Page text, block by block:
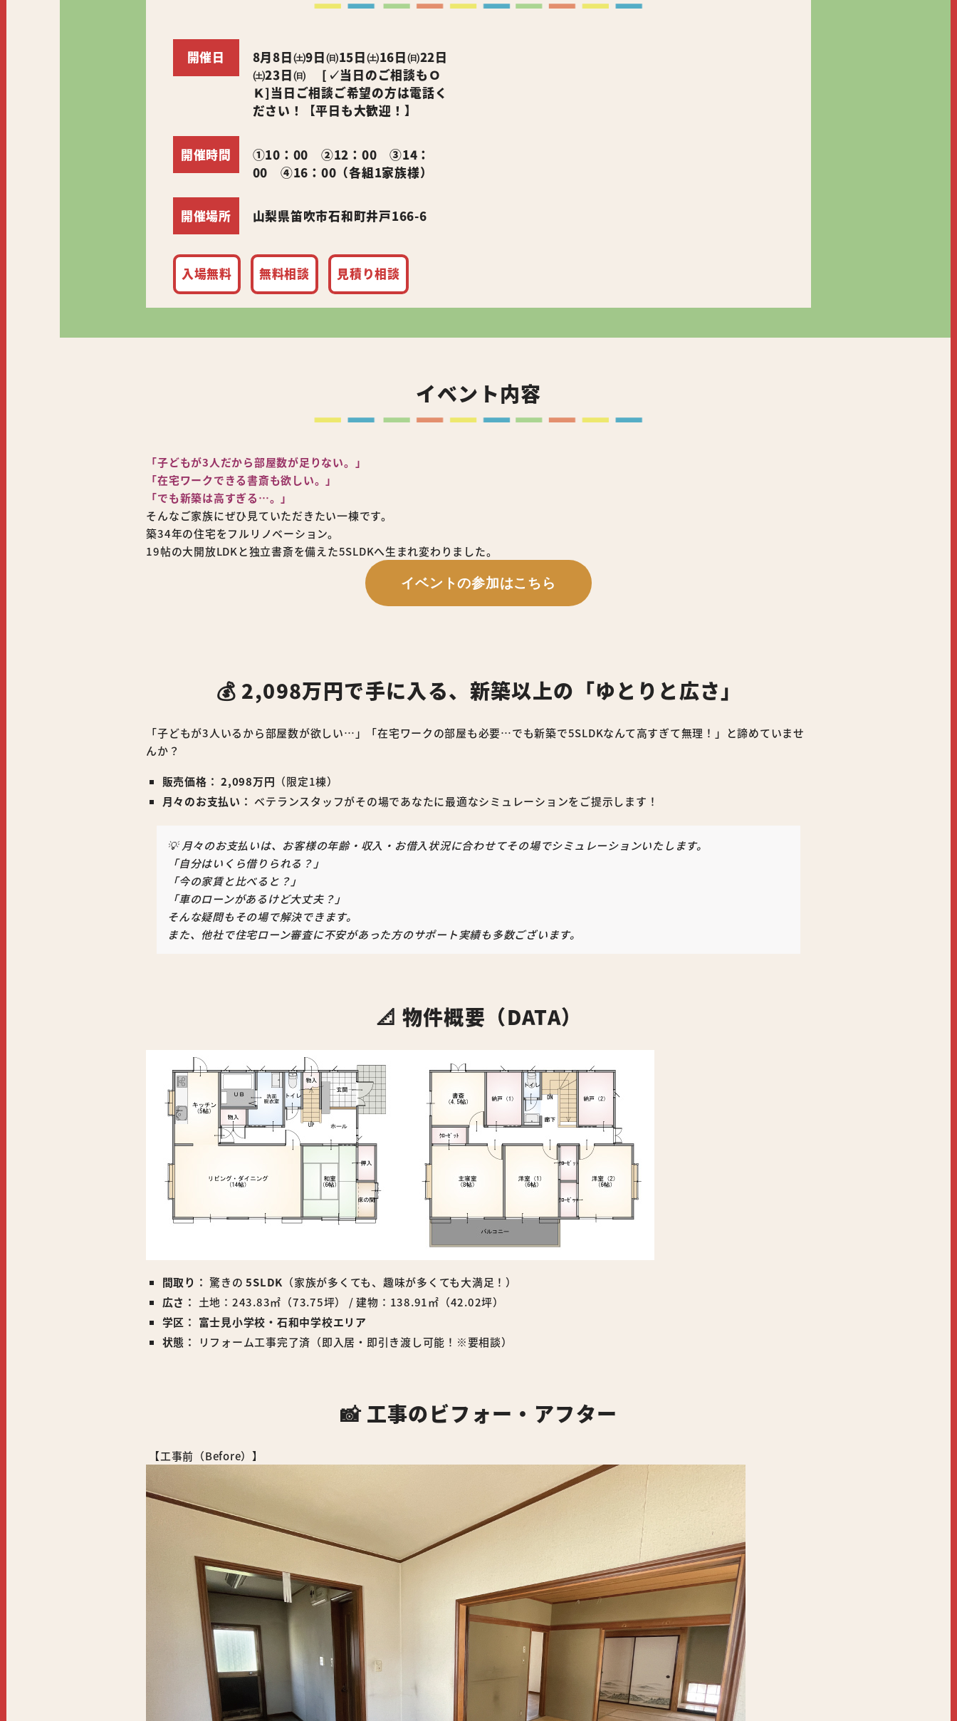
開催日
8月8日㈯9日㈰15日㈯16日㈰22日
㈯23日㈰ [✓当日のご相談もＯ
Ｋ]当日ご相談ご希望の方は電話く
ださい！【平日も大歓迎！】
開催時間
①10：00 ②12：00 ③14：
00 ④16：00（各組1家族様）
開催場所 山梨県笛吹市石和町井戸166-6
入場無料 無料相談 見積り相談
イベント内容
「子どもが3人だから部屋数が足りない。」
「在宅ワークできる書斎も欲しい。」
「でも新築は高すぎる…。」
そんなご家族にぜひ見ていただきたい一棟です。
築34年の住宅をフルリノベーション。
19帖の大開放LDKと独立書斎を備えた5SLDKへ生まれ変わりました。
イベントの参加はこちら
💰 2,098万円で手に入る、新築以上の「ゆとりと広さ」
「子どもが3人いるから部屋数が欲しい…」「在宅ワークの部屋も必要…でも新築で5SLDKなんて高すぎて無理！」と諦めていませ
んか？
販売価格： 2,098万円 （限定1棟）
月々のお支払い： ベテランスタッフがその場であなたに最適なシミュレーションをご提示します！
💡 月々のお支払いは、お客様の年齢・収入・お借入状況に合わせてその場でシミュレーションいたします。
「自分はいくら借りられる？」
「今の家賃と比べると？」
「車のローンがあるけど大丈夫？」
そんな疑問もその場で解決できます。
また、他社で住宅ローン審査に不安があった方のサポート実績も多数ございます。
📐 物件概要（DATA）
間取り： 驚きの5SLDK （家族が多くても、趣味が多くても大満足！）
広さ： 土地：243.83㎡（73.75坪） / 建物：138.91㎡（42.02坪）
学区： 富士見小学校・石和中学校エリア
状態：
リフォーム工事完了済（即入居・即引き渡し可能！※要相談）
📸 工事のビフォー・アフター
【工事前（Before）】